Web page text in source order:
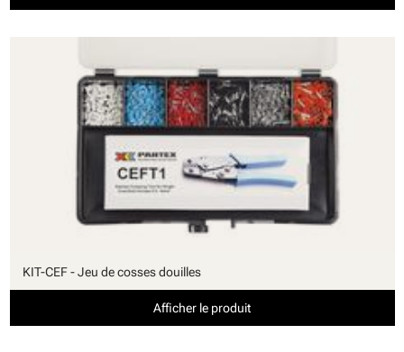
KIT-CEF - Jeu de cosses douilles
Afficher le produit